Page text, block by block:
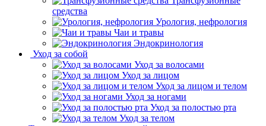
средства
Урология, нефрология
Чаи и травы
Эндокринология
Уход за собой
Уход за волосами
Уход за лицом
Уход за лицом и телом
Уход за ногами
Уход за полостью рта
Уход за телом